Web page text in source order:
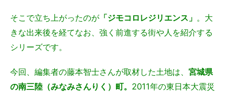
そこで立ち上がったのが 「ジモコロレジリエンス」 。大
きな出来後を経てなお、強く前進する街や人を紹介する
シリーズです。
今回、編集者の藤本智士さんが取材した土地は、 宮城県
の南三陸（みなみさんりく）町。 2011年の東日本大震災